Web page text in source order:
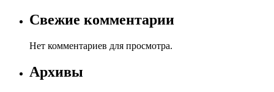
Свежие комментарии
Нет комментариев для просмотра.
Архивы